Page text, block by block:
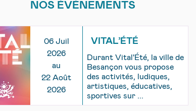
NOS ÉVÉNEMENTS
06 Juil
2026
au
22 Août
2026
VITAL’ÉTÉ
Durant Vital'Été, la ville de
Besançon vous propose
des activités, ludiques,
artistiques, éducatives,
sportives sur ...